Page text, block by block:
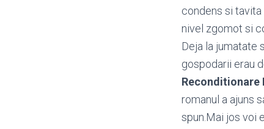
condens si
nivel zgomot si
Deja la jumatate
gospodarii erau
romanul a ajuns
spun.Mai jos voi